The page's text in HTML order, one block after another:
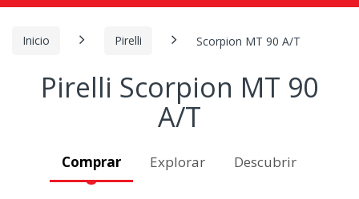
Inicio Pirelli Scorpion MT 90 A/T
Pirelli Scorpion MT 90
A/T
Comprar Explorar Descubrir